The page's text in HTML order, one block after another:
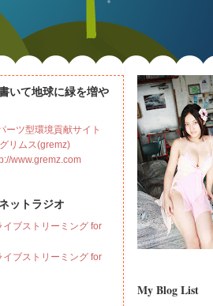
My Blog List
いて地球に緑を増や
ーツ型環境貢献サイト
グリムス(gremz)
www.gremz.com
ットラジオ
イブストリーミング for
イブストリーミング for